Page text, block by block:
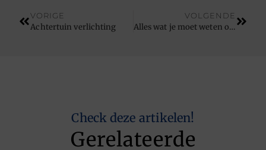
VORIGE
Achtertuin verlichting
VOLGENDE
Alles wat je moet weten over een politierechter
Check deze artikelen!
Gerelateerde